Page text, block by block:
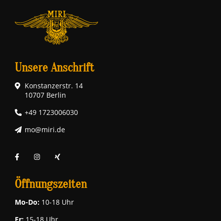
Unsere Anschrift
Konstanzerstr. 14
10707 Berlin
+49 1723006030
mo@miri.de
Öffnungszeiten
Mo-Do: 10-18 Uhr